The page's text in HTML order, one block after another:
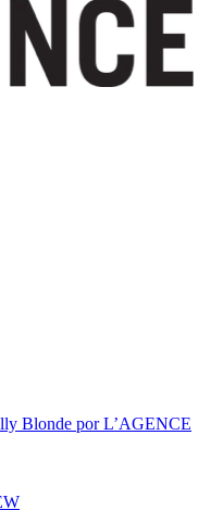
Blonde por L’AGENCE